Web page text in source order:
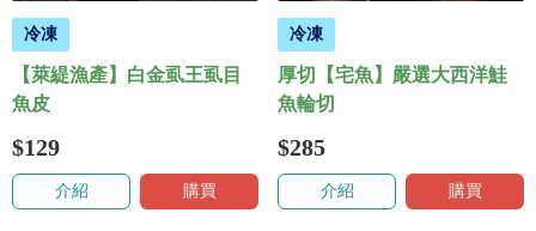
冷凍
【萊緹漁產】白金虱王虱目
魚皮
$129
介紹 購買
冷凍
厚切【宅魚】嚴選大西洋鮭
魚輪切
$285
介紹 購買